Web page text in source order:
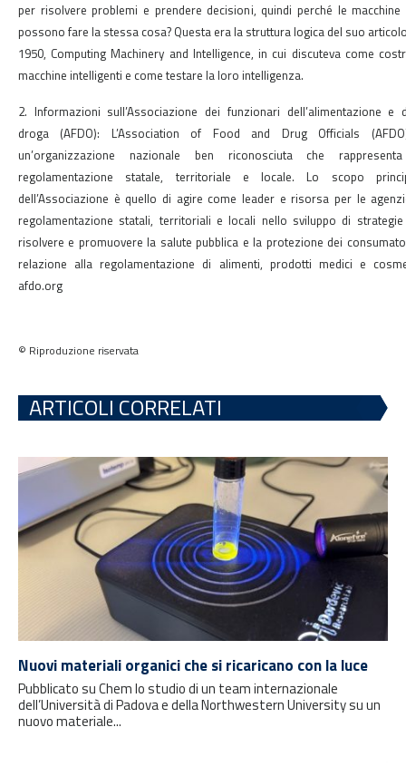
per risolvere problemi e prendere decisioni, quindi perché le macchine
possono fare la stessa cosa? Questa era la struttura logica del suo
1950, Computing Machinery and Intelligence, in cui discuteva come
macchine intelligenti e come testare la loro intelligenza.
2. Informazioni sull’Associazione dei funzionari dell’alimentazione e
droga (AFDO): L’Association of Food and Drug Officials
un’organizzazione nazionale ben riconosciuta che
regolamentazione statale, territoriale e locale. Lo scopo
dell’Associazione è quello di agire come leader e risorsa per le
regolamentazione statali, territoriali e locali nello sviluppo di
risolvere e promuovere la salute pubblica e la protezione dei
relazione alla regolamentazione di alimenti, prodotti medici e
afdo.org
© Riproduzione riservata
ARTICOLI CORRELATI
Nuovi materiali organici che si ricaricano con la luce
Pubblicato su Chem lo studio di un team internazionale
dell’Università di Padova e della Northwestern University su un
nuovo materiale...